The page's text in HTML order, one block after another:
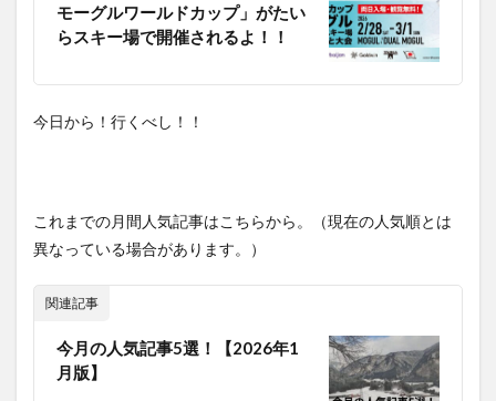
モーグルワールドカップ」がたい
らスキー場で開催されるよ！！
今日から！行くべし！！
これまでの月間人気記事はこちらから。（現在の人気順とは
異なっている場合があります。）
関連記事
今月の人気記事5選！【2026年1
月版】